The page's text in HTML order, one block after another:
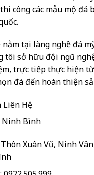
công các mẫu mộ đá
tại làng nghề đá
tôi sở hữu đội ngũ
trực tiếp thực hiện
đá đến hoàn thiện
Liên Hệ
Ninh Bình
Xuân Vũ, Ninh